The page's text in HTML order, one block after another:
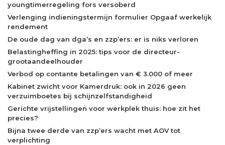
youngtimerregeling fors versoberd
Verlenging indieningstermijn formulier Opgaaf werkelijk
rendement
De oude dag van dga’s en zzp’ers: er is niks verloren
Belastingheffing in 2025: tips voor de directeur-
grootaandeelhouder
Verbod op contante betalingen van € 3.000 of meer
Kabinet zwicht voor Kamerdruk: ook in 2026 geen
verzuimboetes bij schijnzelfstandigheid
Gerichte vrijstellingen voor werkplek thuis: hoe zit het
precies?
Bijna twee derde van zzp’ers wacht met AOV tot
verplichting